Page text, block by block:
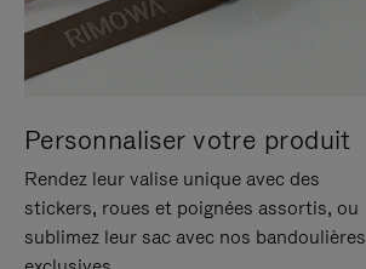
Personnaliser votre produit
Rendez leur valise unique avec des
stickers, roues et poignées assortis, ou
sublimez leur sac avec nos bandoulières